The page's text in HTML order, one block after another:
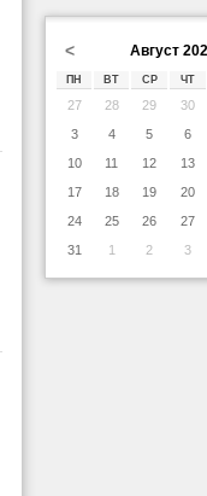
< Август
ПН ВТ СР ЧТ
27 28 29 30
3
4 5 6
10
11 12 13
17
18 19 20
24
25 26 27
31
1 2 3